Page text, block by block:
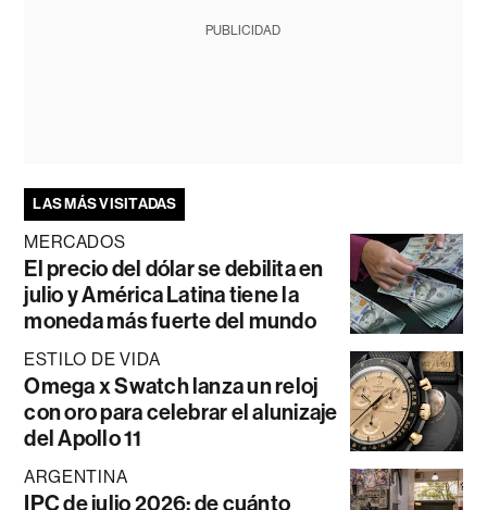
PUBLICIDAD
LAS MÁS VISITADAS
MERCADOS
El precio del dólar se debilita en
julio y América Latina tiene la
moneda más fuerte del mundo
ESTILO DE VIDA
Omega x Swatch lanza un reloj
con oro para celebrar el alunizaje
del Apollo 11
ARGENTINA
IPC de julio 2026: de cuánto